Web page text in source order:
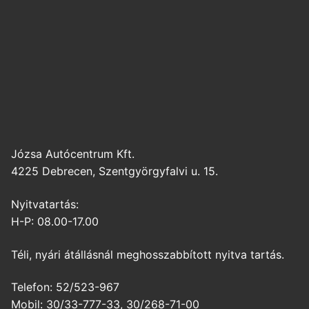
Józsa Autócentrum Kft.
4225 Debrecen, Szentgyörgyfalvi u. 15.
Nyitvatartás:
H-P: 08.00-17.00
Téli, nyári átállásnál meghosszabbított nyitva tartás.
Telefon: 52/523-967
Mobil: 30/33-777-33, 30/268-71-00